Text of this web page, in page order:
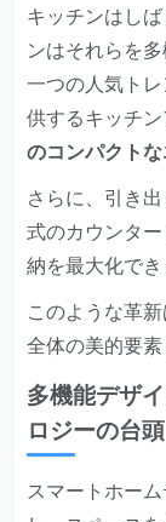
キッチンはし
ンはそれらを
一つの人気ト
供するキッチン
のコンパクトな
さらに、引き
式のカウンタ
納を最大化でき
このような革
全体の美的要素
多機能デザ
ロジーの台頭
スマートホー